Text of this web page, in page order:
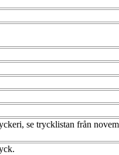
se trycklistan från